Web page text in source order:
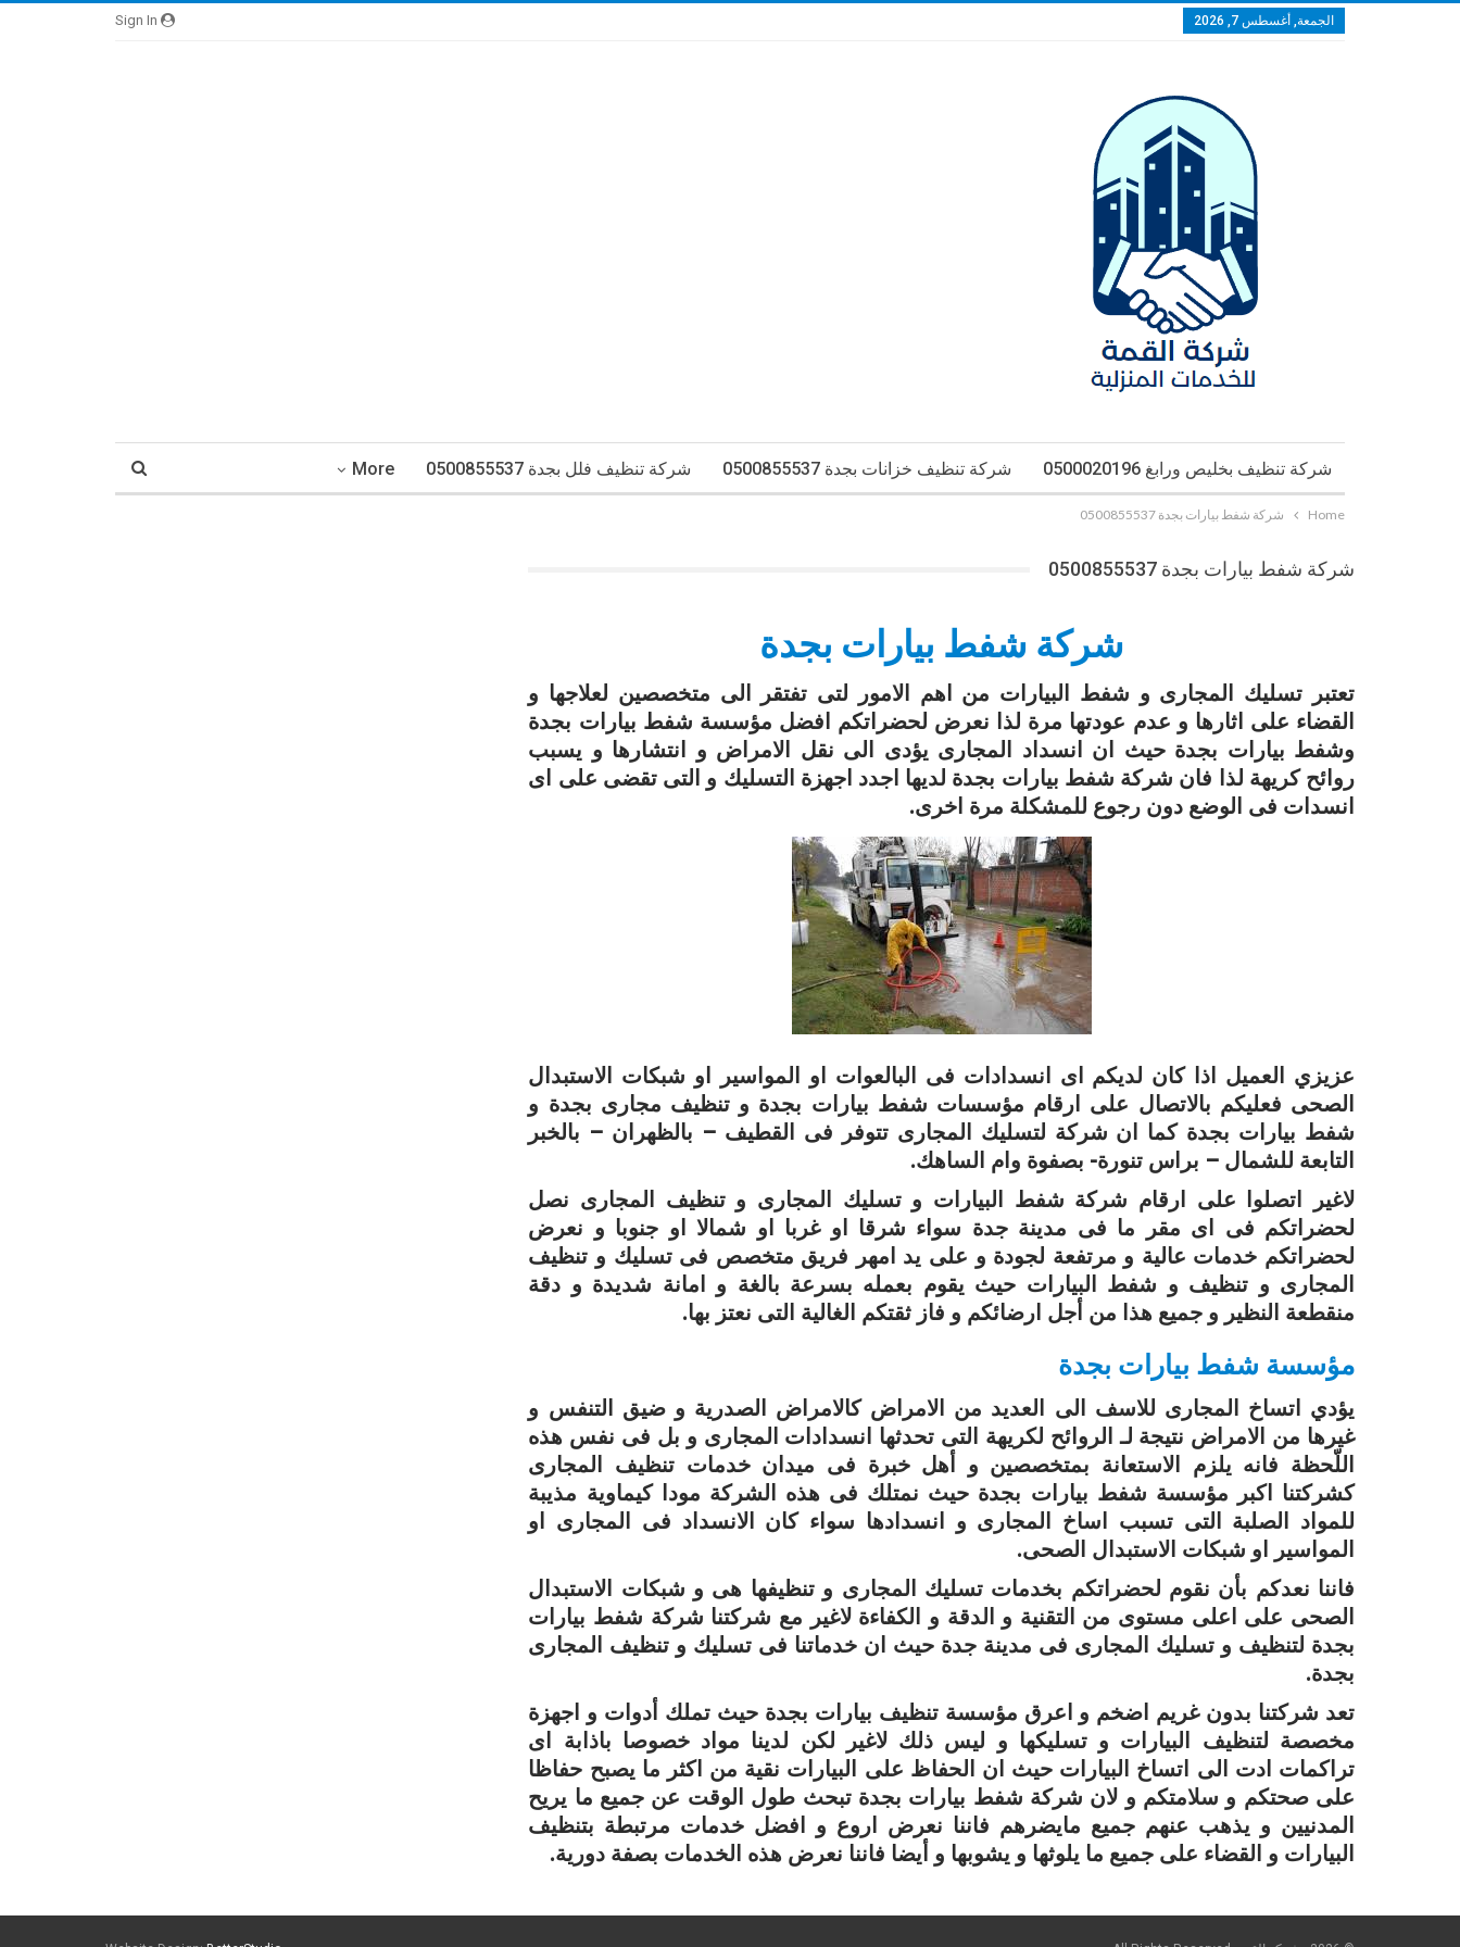
الجمعة, أغسطس 7, 2026
شركة تنظيف بخليص ورابغ 0500020196 شركة تنظيف خزانات بجدة 0500855537 شركة تنظيف فلل بجدة 0500855537 More
Home شركة شفط بيارات بجدة 0500855537
شركة شفط بيارات بجدة 0500855537
شركة شفط بيارات بجدة
تعتبر تسليك المجارى و شفط البيارات من اهم الامور لتى تفتقر الى متخصصين لعلاجها و
القضاء على اثارها و عدم عودتها مرة لذا نعرض لحضراتكم افضل مؤسسة شفط بيارات بجدة
وشفط بيارات بجدة حيث ان انسداد المجارى يؤدى الى نقل الامراض و انتشارها و يسبب
روائح كريهة لذا فان شركة شفط بيارات بجدة لديها اجدد اجهزة التسليك و التى تقضى على اى
انسدات فى الوضع دون رجوع للمشكلة مرة اخرى.
عزيزي العميل اذا كان لديكم اى انسدادات فى البالعوات او المواسير او شبكات الاستبدال
الصحى فعليكم بالاتصال على ارقام مؤسسات شفط بيارات بجدة و تنظيف مجارى بجدة و
شفط بيارات بجدة كما ان شركة لتسليك المجارى تتوفر فى القطيف – بالظهران – بالخبر
التابعة للشمال – براس تنورة- بصفوة وام الساهك.
لاغير اتصلوا على ارقام شركة شفط البيارات و تسليك المجارى و تنظيف المجارى نصل
لحضراتكم فى اى مقر ما فى مدينة جدة سواء شرقا او غربا او شمالا او جنوبا و نعرض
لحضراتكم خدمات عالية و مرتفعة لجودة و على يد امهر فريق متخصص فى تسليك و تنظيف
المجارى و تنظيف و شفط البيارات حيث يقوم بعمله بسرعة بالغة و امانة شديدة و دقة
منقطعة النظير و جميع هذا من أجل ارضائكم و فاز ثقتكم الغالية التى نعتز بها.
مؤسسة شفط بيارات بجدة
يؤدي اتساخ المجارى للاسف الى العديد من الامراض كالامراض الصدرية و ضيق التنفس و
غيرها من الامراض نتيجة لـ الروائح لكريهة التى تحدثها انسدادات المجارى و بل فى نفس هذه
اللّحظة فانه يلزم الاستعانة بمتخصصين و أهل خبرة فى ميدان خدمات تنظيف المجارى
كشركتنا اكبر مؤسسة شفط بيارات بجدة حيث نمتلك فى هذه الشركة مودا كيماوية مذيبة
للمواد الصلبة التى تسبب اساخ المجارى و انسدادها سواء كان الانسداد فى المجارى او
المواسير او شبكات الاستبدال الصحى.
فاننا نعدكم بأن نقوم لحضراتكم بخدمات تسليك المجارى و تنظيفها هى و شبكات الاستبدال
الصحى على اعلى مستوى من التقنية و الدقة و الكفاءة لاغير مع شركتنا شركة شفط بيارات
بجدة لتنظيف و تسليك المجارى فى مدينة جدة حيث ان خدماتنا فى تسليك و تنظيف المجارى
بجدة.
تعد شركتنا بدون غريم اضخم و اعرق مؤسسة تنظيف بيارات بجدة حيث تملك أدوات و اجهزة
مخصصة لتنظيف البيارات و تسليكها و ليس ذلك لاغير لكن لدينا مواد خصوصا باذابة اى
تراكمات ادت الى اتساخ البيارات حيث ان الحفاظ على البيارات نقية من اكثر ما يصبح حفاظا
على صحتكم و سلامتكم و لان شركة شفط بيارات بجدة تبحث طول الوقت عن جميع ما يريح
المدنيين و يذهب عنهم جميع مايضرهم فاننا نعرض اروع و افضل خدمات مرتبطة بتنظيف
البيارات و القضاء على جميع ما يلوثها و يشوبها و أيضا فاننا نعرض هذه الخدمات بصفة دورية.